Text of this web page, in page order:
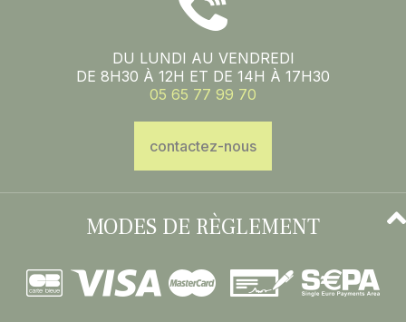
DU LUNDI AU VENDREDI
DE 8H30 À 12H ET DE 14H À 17H30
05 65 77 99 70
contactez-nous
MODES DE RÈGLEMENT